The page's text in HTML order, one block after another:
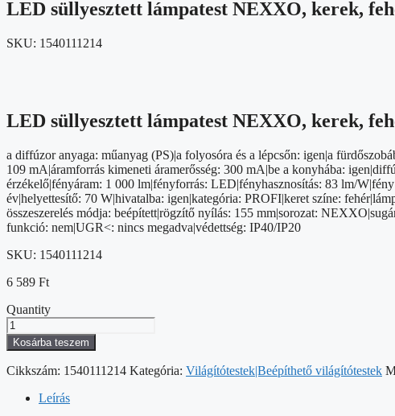
LED süllyesztett lámpatest NEXXO, kerek,
SKU: 1540111214
LED süllyesztett lámpatest NEXXO, kerek,
a diffúzor anyaga: műanyag (PS)|a folyosóra és a lépcsőn: igen|a
109 mA|áramforrás kimeneti áramerősség: 300 mA|be a konyhába:
érzékelő|fényáram: 1 000 lm|fényforrás: LED|fényhasznosítás: 83 lm/
év|helyettesítő: 70 W|hivatalba: igen|kategória: PROFI|keret színe:
összeszerelés módja: beépített|rögzítő nyílás: 155 mm|sorozat:
funkció: nem|UGR<: nincs megadva|védettség: IP40/IP20
SKU: 1540111214
6 589 Ft
Quantity
LED
süllyesztett
lámpatest
NEXXO,
fehér,
Kosárba teszem
Cikkszám: 1540111214 Kategória: Világítótestek|Beépíthető világítótestek
Leírás